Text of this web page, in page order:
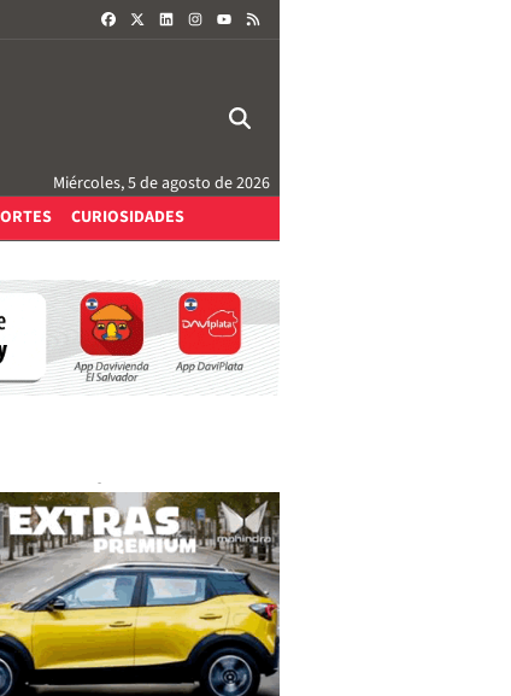
FACEBOOKLINKEDININSTAGRAM
Miércoles, 5 de agosto de 2026
CURIOSIDADES